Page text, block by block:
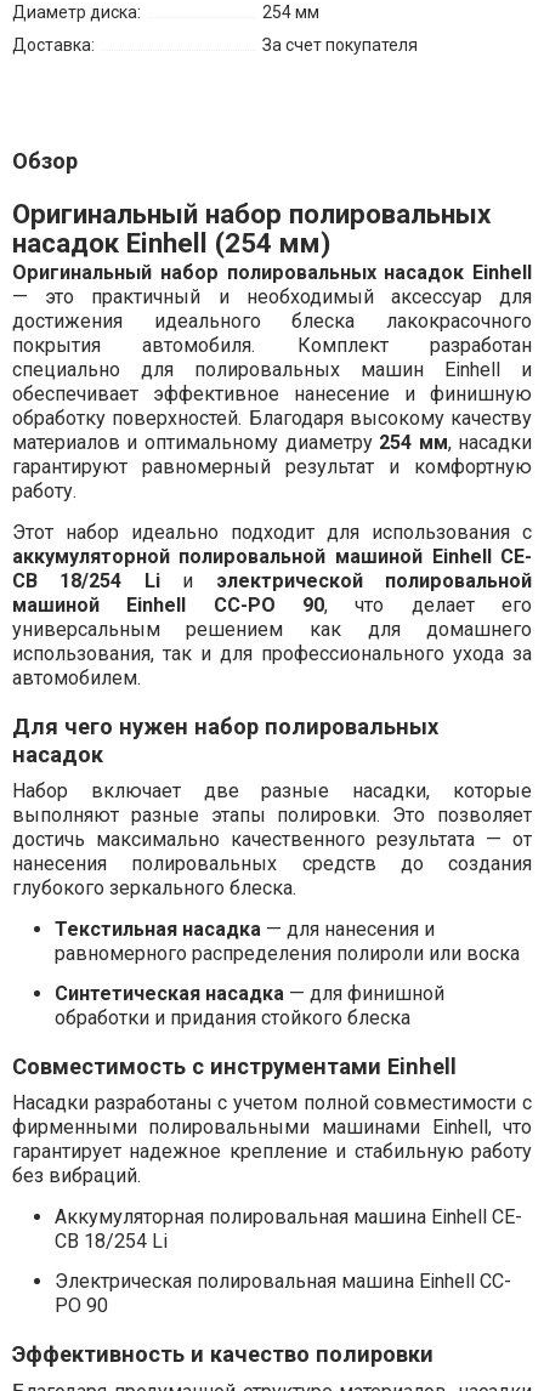
Диаметр диска:
254 мм
Доставка:
За счет покупателя
Обзор
Оригинальный набор полировальных
насадок Einhell (254 мм)
Оригинальный набор полировальных насадок Einhell
— это практичный и необходимый аксессуар для
достижения идеального блеска лакокрасочного
покрытия автомобиля. Комплект разработан
специально для полировальных машин Einhell и
обеспечивает эффективное нанесение и финишную
обработку поверхностей. Благодаря высокому качеству
материалов и оптимальному диаметру 254 мм, насадки
гарантируют равномерный результат и комфортную
работу.
Этот набор идеально подходит для использования с
аккумуляторной полировальной машиной Einhell CE-
CB 18/254 Liи электрической полировальной
машиной Einhell CC-PO 90, что делает его
универсальным решением как для домашнего
использования, так и для профессионального ухода за
автомобилем.
Для чего нужен набор полировальных
насадок
Набор включает две разные насадки, которые
выполняют разные этапы полировки. Это позволяет
достичь максимально качественного результата — от
нанесения полировальных средств до создания
глубокого зеркального блеска.
Текстильная насадка— для нанесения и
равномерного распределения полироли или воска
Синтетическая насадка— для финишной
обработки и придания стойкого блеска
Совместимость с инструментами Einhell
Насадки разработаны с учетом полной совместимости с
фирменными полировальными машинами Einhell, что
гарантирует надежное крепление и стабильную работу
без вибраций.
Аккумуляторная полировальная машина Einhell CE-
CB 18/254 Li
Электрическая полировальная машина Einhell CC-
PO 90
Эффективность и качество полировки